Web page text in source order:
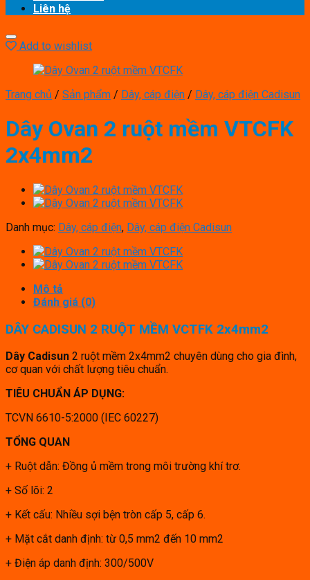
Liên hệ
Add to wishlist
Trang chủ / Sản phẩm / Dây, cáp điện / Dây, cáp điện Cadisun
Dây Ovan 2 ruột mềm VTCFK
2x4mm2
Danh mục: Dây, cáp điện, Dây, cáp điện Cadisun
Mô tả
Đánh giá (0)
DÂY CADISUN 2 RUỘT MỀM VCTFK 2x4mm2
Dây Cadisun 2 ruột mềm 2x4mm2 chuyên dùng cho gia đình,
cơ quan với chất lượng tiêu chuẩn.
TIÊU CHUẨN ÁP DỤNG:
TCVN 6610-5:2000 (IEC 60227)
TỔNG QUAN
+ Ruột dẫn: Đồng ủ mềm trong môi trường khí trơ.
+ Số lõi: 2
+ Kết cấu: Nhiều sợi bện tròn cấp 5, cấp 6.
+ Mặt cắt danh định: từ 0,5 mm2 đến 10 mm2
+ Điện áp danh định: 300/500V